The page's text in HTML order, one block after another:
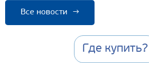
Все новости →
Где купить?